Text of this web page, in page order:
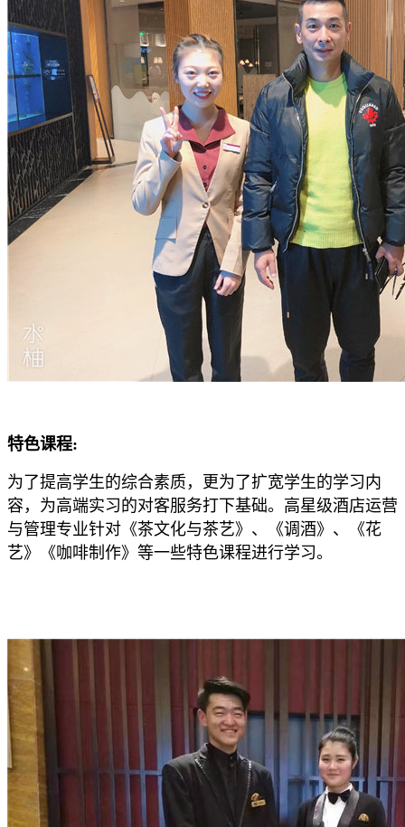
特色课程:
为了提高学生的综合素质，更为了扩宽学生的学习内
容，为高端实习的对客服务打下基础。高星级酒店运营
与管理专业针对《茶文化与茶艺》、《调酒》、《花
艺》《咖啡制作》等一些特色课程进行学习。